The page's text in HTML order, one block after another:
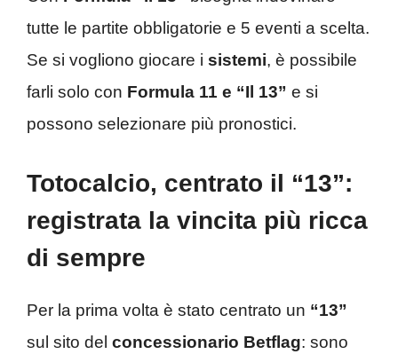
tutte le partite obbligatorie e 5 eventi a scelta.
Se si vogliono giocare i sistemi, è possibile
farli solo con Formula 11 e “Il 13” e si
possono selezionare più pronostici.
Totocalcio, centrato il “13”:
registrata la vincita più ricca
di sempre
Per la prima volta è stato centrato un “13”
sul sito del concessionario Betflag: sono